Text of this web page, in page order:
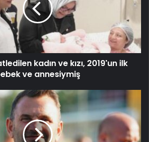
kadın ve kızı, 2019'un ilk
ve annesiymiş